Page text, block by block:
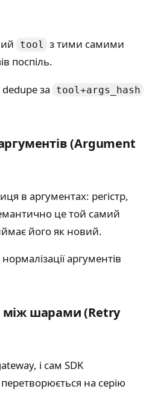
tool
з тими самими
поспіль.
за
tool+args_hash
(Argument
в аргументах: регістр,
це той самий
його як новий.
аргументів
між шарами (Retry
і сам SDK
на серію